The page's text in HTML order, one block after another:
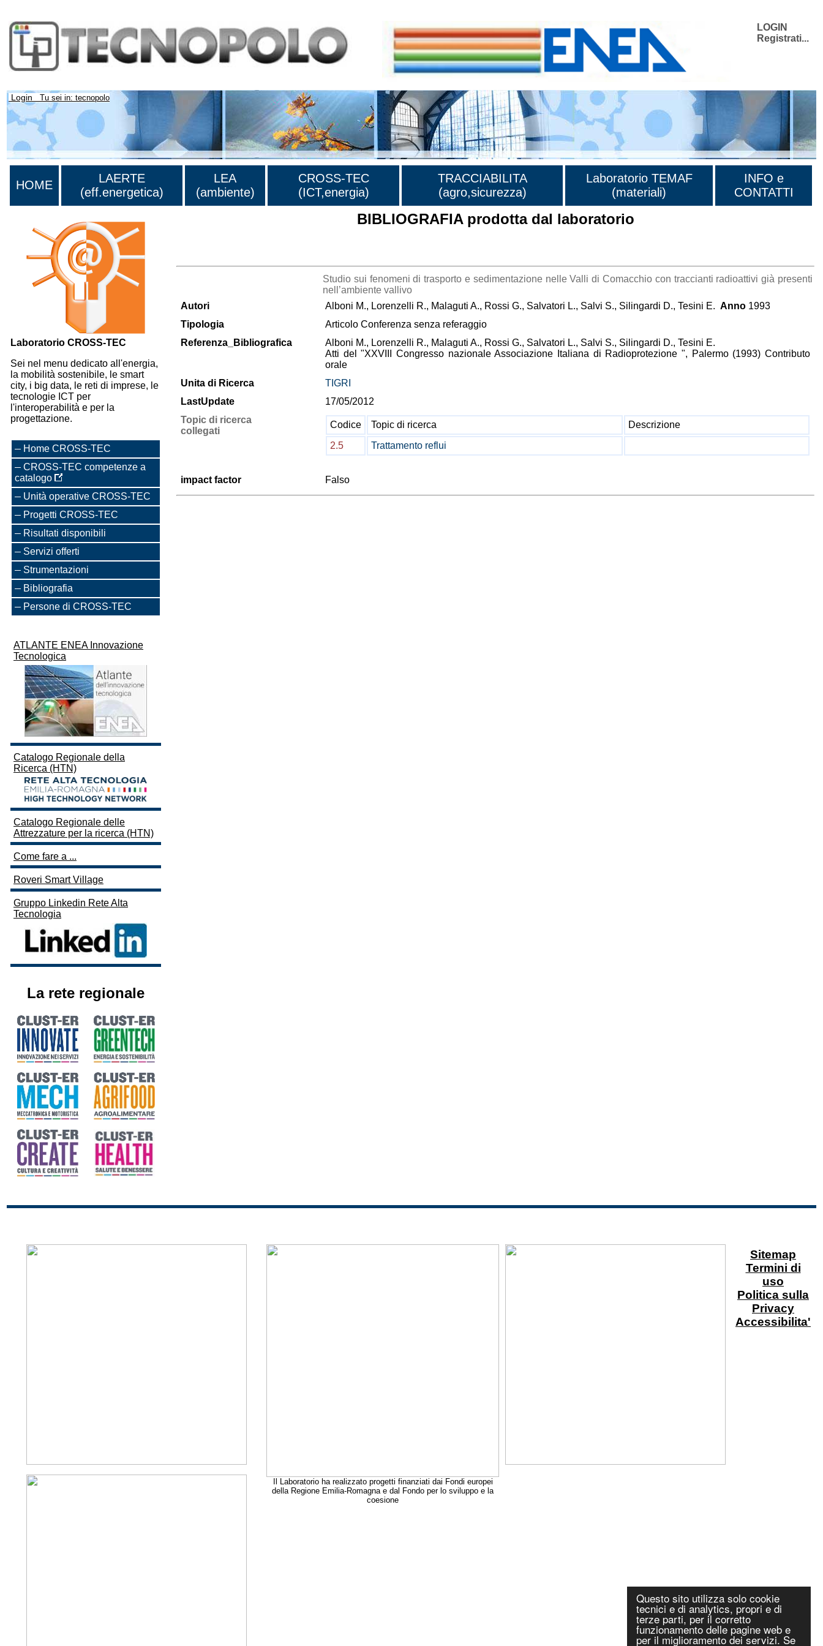
Questo sito utilizza solo cookie
tecnici e di analytics, propri e di
terze parti, per il corretto
funzionamento delle pagine web e
per il miglioramento dei servizi. Se
LOGIN
Registrati...
Login Tu sei in: tecnopolo
HOME
LAERTE
(eff.energetica)
LEA
(ambiente)
CROSS-TEC
(ICT,energia)
TRACCIABILITA
(agro,sicurezza)
Laboratorio TEMAF
(materiali)
INFO e
CONTATTI
Laboratorio CROSS-TEC
Sei nel menu dedicato all'energia,
la mobilità sostenibile, le smart
city, i big data, le reti di imprese, le
tecnologie ICT per
l'interoperabilità e per la
progettazione.
Home CROSS-TEC
CROSS-TEC competenze a
catalogo
Unità operative CROSS-TEC
Progetti CROSS-TEC
Risultati disponibili
Servizi offerti
Strumentazioni
Bibliografia
Persone di CROSS-TEC
ATLANTE ENEA Innovazione
Tecnologica
Catalogo Regionale della
Ricerca (HTN)
Catalogo Regionale delle
Attrezzature per la ricerca (HTN)
Come fare a ...
Roveri Smart Village
Gruppo Linkedin Rete Alta
Tecnologia
La rete regionale
BIBLIOGRAFIA prodotta dal laboratorio
Studio sui fenomeni di trasporto e sedimentazione nelle Valli di Comacchio con traccianti radioattivi già presenti
nell’ambiente vallivo
Autori
Alboni M., Lorenzelli R., Malaguti A., Rossi G., Salvatori L., Salvi S., Silingardi D., Tesini E. Anno 1993
Tipologia
Articolo Conferenza senza referaggio
Referenza_Bibliografica
Alboni M., Lorenzelli R., Malaguti A., Rossi G., Salvatori L., Salvi S., Silingardi D., Tesini E.
Atti del "XXVIII Congresso nazionale Associazione Italiana di Radioprotezione ", Palermo (1993) Contributo
orale
Unita di Ricerca
TIGRI
LastUpdate
17/05/2012
Topic di ricerca
collegati
Codice Topic di ricerca
Descrizione
2.5
Trattamento reflui
impact factor Falso
Il Laboratorio ha realizzato progetti finanziati dai Fondi europei
della Regione Emilia-Romagna e dal Fondo per lo sviluppo e la
coesione
Sitemap
Termini di
uso
Politica sulla
Privacy
Accessibilita'